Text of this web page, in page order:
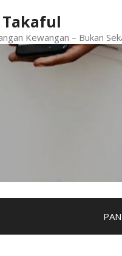
Takaful
Kewangan – Bukan